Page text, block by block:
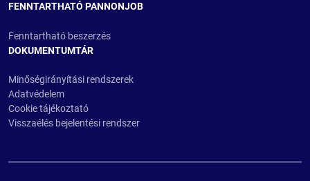
FENNTARTHATÓ PANNONJOB
Fenntartható beszerzés
DOKUMENTUMTÁR
Minőségirányítási rendszerek
Adatvédelem
Cookie tájékoztató
Visszaélés bejelentési rendszer